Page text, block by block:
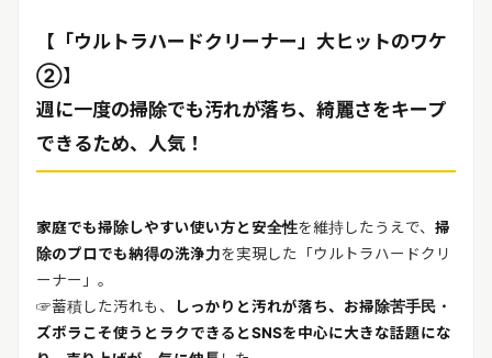
【「ウルトラハードクリーナー」大ヒットのワケ
②】
週に一度の掃除でも汚れが落ち、綺麗さをキープ
できるため、人気！
家庭でも掃除しやすい使い方と安全性を維持したうえで、 掃
除のプロでも納得の洗浄力を実現した「ウルトラハードクリ
ーナー」。
☞蓄積した汚れも、
しっかりと汚れが落ち、お掃除苦手民・
ズボラこそ使うとラクできるとSNSを中心に大きな話題にな